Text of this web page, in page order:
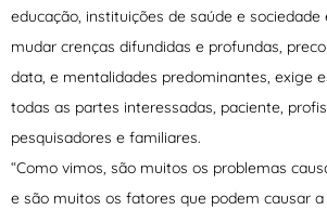
educação, instituições de saúde e
mudar crenças difundidas e profundas,
data, e mentalidades predominantes, exige
todas as partes interessadas, paciente,
pesquisadores e familiares.
“Como vimos, são muitos os problemas
e são muitos os fatores que podem causar a